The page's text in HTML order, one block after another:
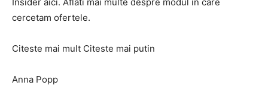
cercetam ofertele.
Citeste mai mult Citeste mai putin
Anna Popp